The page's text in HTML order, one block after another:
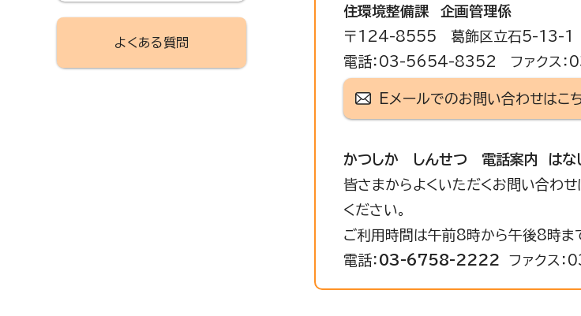
住環境整備課
企画管理係
〒124-8555 葛飾区立石5-13-1
電話：03-5654-8352 ファクス
Eメールでのお問い合わせはこ
かつしか しんせつ 電話案内 はな
皆さまからよくいただくお問い合わ
ください。
ご利用時間は午前8時から午後8時ま
電話： 03-6758-2222 ファクス
よくある質問